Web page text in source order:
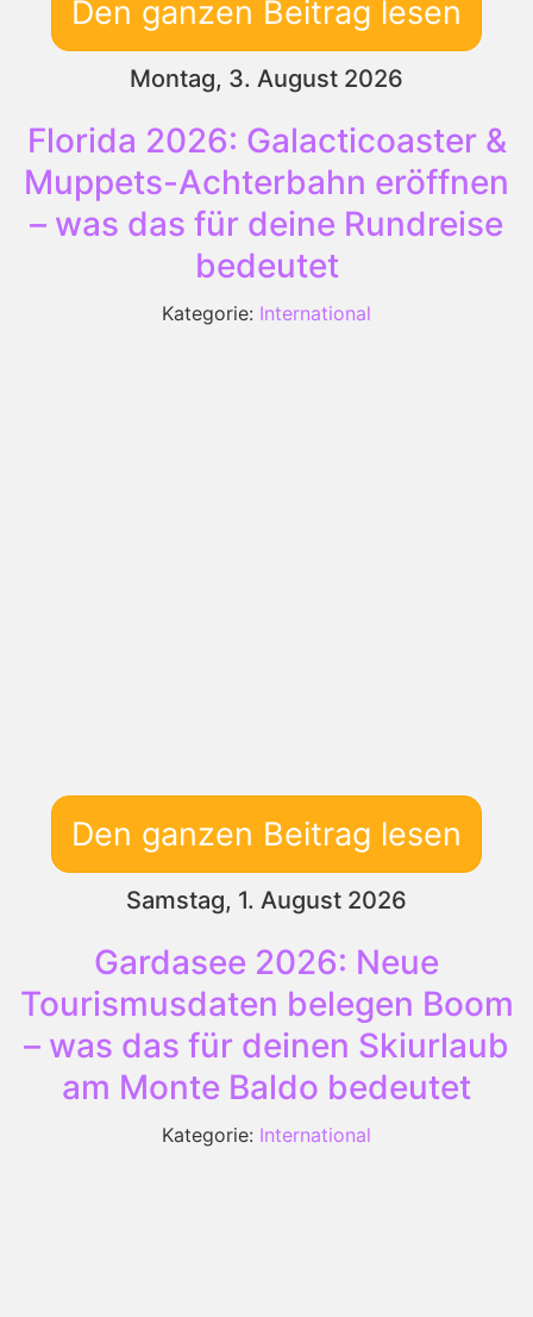
Den ganzen Beitrag lesen
Montag, 3. August 2026
Florida 2026: Galacticoaster &
Muppets-Achterbahn eröffnen
– was das für deine Rundreise
bedeutet
Kategorie: International
Den ganzen Beitrag lesen
Samstag, 1. August 2026
Gardasee 2026: Neue
Tourismusdaten belegen Boom
– was das für deinen Skiurlaub
am Monte Baldo bedeutet
Kategorie: International